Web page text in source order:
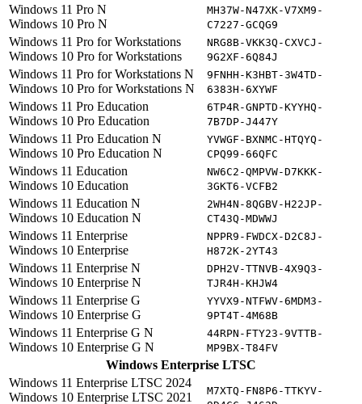
Windows 11 Pro N
Windows 10 Pro N
MH37W-N47XK-V7XM9-
C7227-GCQG9
Windows 11 Pro for Workstations
Windows 10 Pro for Workstations
NRG8B-VKK3Q-CXVCJ-
9G2XF-6Q84J
Windows 11 Pro for Workstations N
Windows 10 Pro for Workstations N
9FNHH-K3HBT-3W4TD-
6383H-6XYWF
Windows 11 Pro Education
Windows 10 Pro Education
6TP4R-GNPTD-KYYHQ-
7B7DP-J447Y
Windows 11 Pro Education N
Windows 10 Pro Education N
YVWGF-BXNMC-HTQYQ-
CPQ99-66QFC
Windows 11 Education
Windows 10 Education
NW6C2-QMPVW-D7KKK-
3GKT6-VCFB2
Windows 11 Education N
Windows 10 Education N
2WH4N-8QGBV-H22JP-
CT43Q-MDWWJ
Windows 11 Enterprise
Windows 10 Enterprise
NPPR9-FWDCX-D2C8J-
H872K-2YT43
Windows 11 Enterprise N
Windows 10 Enterprise N
DPH2V-TTNVB-4X9Q3-
TJR4H-KHJW4
Windows 11 Enterprise G
Windows 10 Enterprise G
YYVX9-NTFWV-6MDM3-
9PT4T-4M68B
Windows 11 Enterprise G N
Windows 10 Enterprise G N
44RPN-FTY23-9VTTB-
MP9BX-T84FV
Windows Enterprise LTSC
Windows 11 Enterprise LTSC 2024
Windows 10 Enterprise LTSC 2021
M7XTQ-FN8P6-TTKYV-